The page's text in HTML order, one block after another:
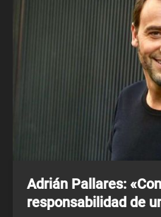
Adrián Pallares:
responsabilidad de